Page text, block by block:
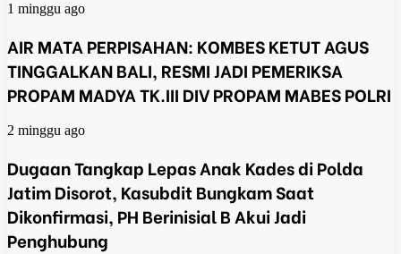
1 minggu ago
AIR MATA PERPISAHAN: KOMBES KETUT AGUS
TINGGALKAN BALI, RESMI JADI PEMERIKSA
PROPAM MADYA TK.III DIV PROPAM MABES POLRI
2 minggu ago
Dugaan Tangkap Lepas Anak Kades di Polda
Jatim Disorot, Kasubdit Bungkam Saat
Dikonfirmasi, PH Berinisial B Akui Jadi
Penghubung